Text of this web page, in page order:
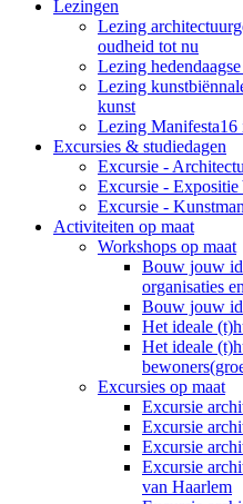
Lezingen
Lezing
oudheid tot nu
Lezing
Lezing
kunst
Lezing Manifesta16
Excursies & studiedagen
Excursie -
Excursie -
Excursie -
Activiteiten op maat
Workshops op maat
Bouw jouw
organisaties
Bouw jouw
Het ideale
Het ideale
Excursies op maat
Excursie
Excursie
Excursie
Excursie
van Haarlem